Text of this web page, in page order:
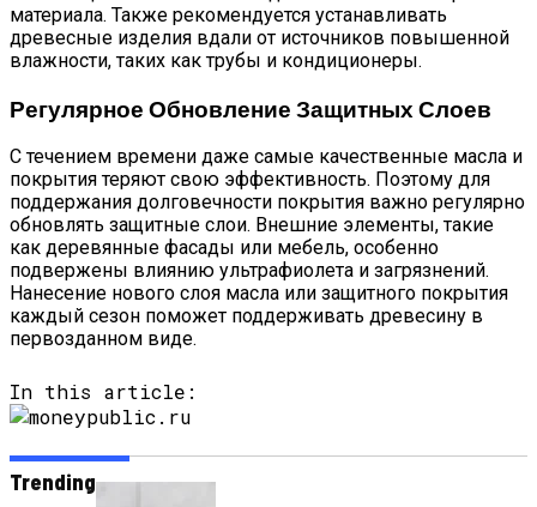
материала. Также рекомендуется устанавливать
древесные изделия вдали от источников повышенной
влажности, таких как трубы и кондиционеры.
Регулярное Обновление Защитных Слоев
С течением времени даже самые качественные масла и
покрытия теряют свою эффективность. Поэтому для
поддержания долговечности покрытия важно регулярно
обновлять защитные слои. Внешние элементы, такие
как деревянные фасады или мебель, особенно
подвержены влиянию ультрафиолета и загрязнений.
Нанесение нового слоя масла или защитного покрытия
каждый сезон поможет поддерживать древесину в
первозданном виде.
In this article:
Trending